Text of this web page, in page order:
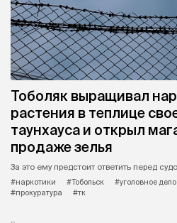
Тоболяк выращивал
растения в теплице
таунхауса и открыл
продаже зелья
За это ему предстоит ответить перед
#наркотики
#Тобольск #уголовное дело
#прокуратура
#тк